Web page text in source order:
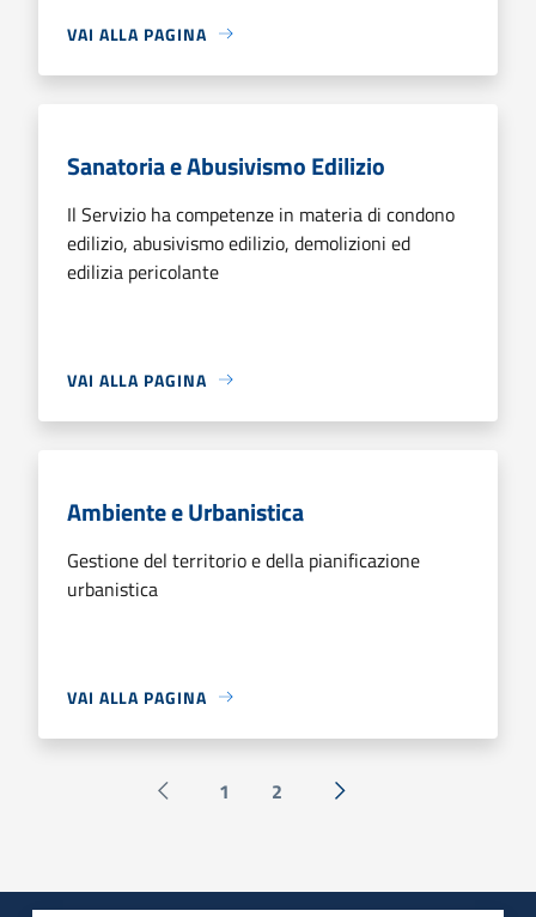
VAI ALLA PAGINA
Sanatoria e Abusivismo Edilizio
Il Servizio ha competenze in materia di condono
edilizio, abusivismo edilizio, demolizioni ed
edilizia pericolante
VAI ALLA PAGINA
Ambiente e Urbanistica
Gestione del territorio e della pianificazione
urbanistica
VAI ALLA PAGINA
Pagina precedente
1 2 Successiva »